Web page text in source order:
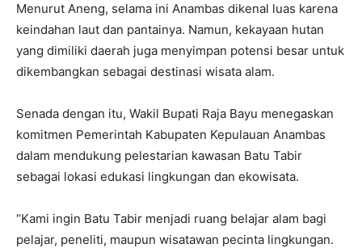
Menurut Aneng, selama ini Anambas dikenal luas karena
keindahan laut dan pantainya. Namun, kekayaan hutan
yang dimiliki daerah juga menyimpan potensi besar untuk
dikembangkan sebagai destinasi wisata alam.
Senada dengan itu, Wakil Bupati Raja Bayu menegaskan
komitmen Pemerintah Kabupaten Kepulauan Anambas
dalam mendukung pelestarian kawasan Batu Tabir
sebagai lokasi edukasi lingkungan dan ekowisata.
“Kami ingin Batu Tabir menjadi ruang belajar alam bagi
pelajar, peneliti, maupun wisatawan pecinta lingkungan.